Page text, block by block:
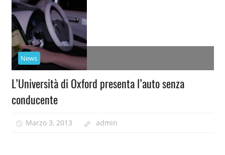
motori
News
L’Università di Oxford presenta l’auto senza
conducente
Marzo 3, 2013 admin